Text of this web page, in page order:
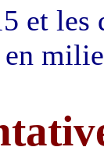
et les